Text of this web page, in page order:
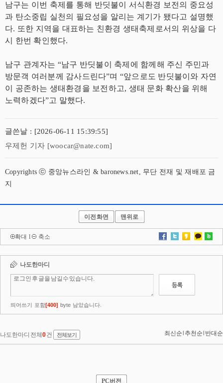
남구는 이번 축제를 통해 반딧불이 서식환경 보전의 중요성
과 탄소중립 실천의 필요성을 알리는 계기가 됐다고 설명했
다. 또한 지역을 대표하는 친환경 생태축제로서의 위상을 다
시 한번 확인했다.
남구 관계자는 “남구 반딧불이 축제에 함께해 주신 주민과
방문객 여러분께 감사드린다”며 “앞으로도 반딧불이와 자연
이 공존하는 생태환경을 보전하고, 생태 문화 확산을 위해
노력하겠다”고 말했다.
글쓴날 : [2026-06-11 15:39:55]
우제헌 기자 [woocar@nate.com]
Copyrights ⓒ 중앙뉴스라인 & baronews.net, 무단 전재 및 재배포 금
지
이전화면 맨위로
확대 l 축소
PC버전